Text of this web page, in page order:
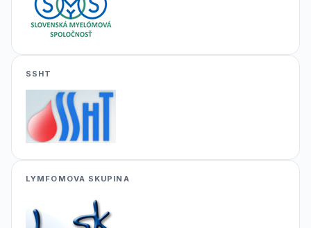
SSHT
LYMFOMOVA SKUPINA